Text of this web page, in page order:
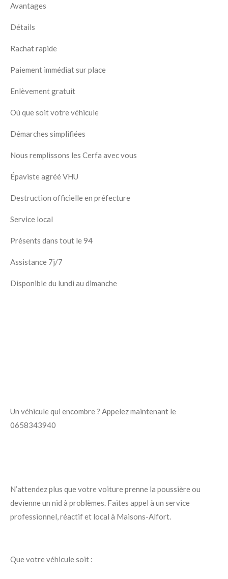
Avantages
Détails
Rachat rapide
Paiement immédiat sur place
Enlèvement gratuit
Où que soit votre véhicule
Démarches simplifiées
Nous remplissons les Cerfa avec vous
Épaviste agréé VHU
Destruction officielle en préfecture
Service local
Présents dans tout le 94
Assistance 7j/7
Disponible du lundi au dimanche
Un véhicule qui encombre ? Appelez maintenant le
0658343940
N’attendez plus que votre voiture prenne la poussière ou
devienne un nid à problèmes. Faites appel à un service
professionnel, réactif et local à Maisons-Alfort.
Que votre véhicule soit :